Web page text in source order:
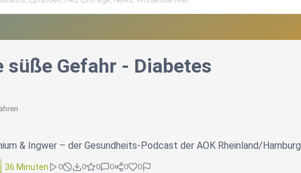
süße Gefahr - Diabetes
& Ingwer – der Gesundheits-Podcast der AOK Rheinland/Hamburg
36 Minuten 0 0 0 0 0 0